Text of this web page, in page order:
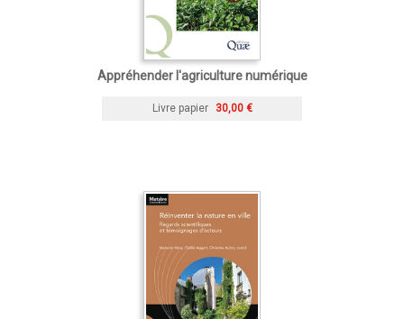
Appréhender l'agriculture numérique
Livre papier 30,00 €